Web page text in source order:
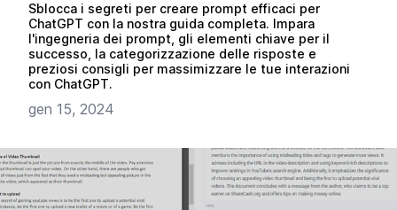
Sblocca i segreti per creare prompt efficaci per
ChatGPT con la nostra guida completa. Impara
l'ingegneria dei prompt, gli elementi chiave per il
successo, la categorizzazione delle risposte e
preziosi consigli per massimizzare le tue interazioni
con ChatGPT.
gen 15, 2024